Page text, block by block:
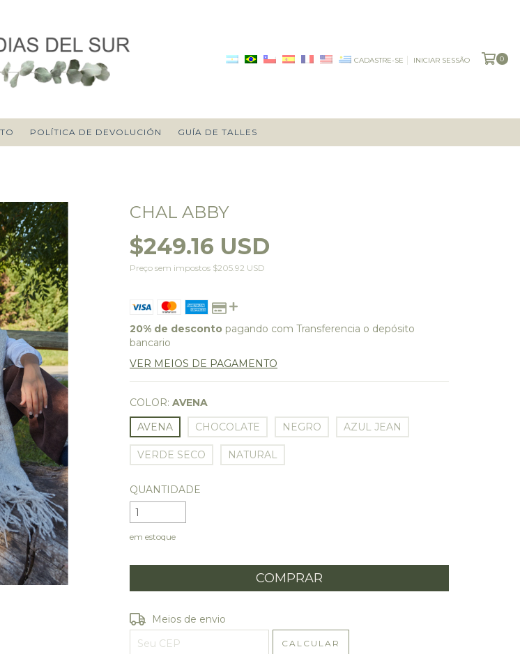
CADASTRE-SE INICIAR SESSÃO 0
POLÍTICA DE DEVOLUCIÓN GUÍA DE TALLES
CHAL ABBY
$249.16 USD
Preço sem impostos $205.92 USD
20% de desconto pagando com Transferencia o depósito
bancario
VER MEIOS DE PAGAMENTO
COLOR: AVENA
AVENA
CHOCOLATE NEGRO AZUL JEAN
VERDE SECO NATURAL
QUANTIDADE
em estoque
Entregas para o CEP:
Meios de envio
CALCULAR